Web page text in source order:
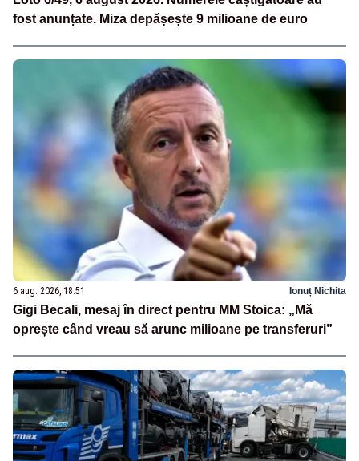
fost anunțate. Miza depășește 9 milioane de euro
6 aug. 2026, 18:51 Ionuț Nichita
Gigi Becali, mesaj în direct pentru MM Stoica: „Mă
oprește când vreau să arunc milioane pe transferuri”